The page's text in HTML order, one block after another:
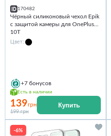
170482
Чёрный силиконовый чехол Epik
с защитой камеры для OnePlus
10T
Цвет:
+7 бонусов
Есть в наличии
139грн
199 грн
Купить
-6%